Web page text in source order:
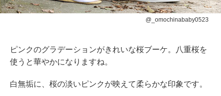
@_omochinababy0523
ピンクのグラデーションがきれいな桜ブーケ。八重桜を
使うと華やかになりますね。
白無垢に、桜の淡いピンクが映えて柔らかな印象です。